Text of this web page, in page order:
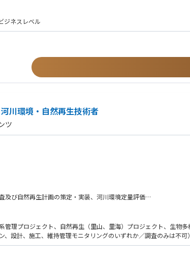
デリング
性評価
作成
ンモニア事業
度を低減し、穀物の安定生産を支援。これにより日本の食糧安全保
陸上養殖事業
出品目で第一位となっております。
持が難しく水質汚染での養殖量が減少しているという課題がござい
環養殖システムをインドネシアに導入する事業に投資家として参画
新たな分野の開拓を一緒に目指していける方を募集しております。
グローバルHP https://ocglobal.jp/ja/
トのリーディングカンパニー≫
ウとネットワークで、国家規模かつ複雑なプロジェクトを手掛け
機関、JICA等の国際協力機関、世界銀行やアジア開発銀行等の国
があり、事業拡大のため新たな仲間を募集中です。
ジネスレベル
川環境・自然再生技術者
ツ
及び自然再生計画の策定・実装、河川環境定量評価
の自然再生に係わる調査・分析・計画策定・実装
定・実装支援、ESGを背景とした企業の30 by 30貢献や自然系ク
物多様性地域戦略策定等政策支援、生物多様性価値評価等に係る研
管理プロジェクト、自然再生（里山、里海）プロジェクト、生
、設計、施工、維持管理モニタリングのいずれか／調査のみは